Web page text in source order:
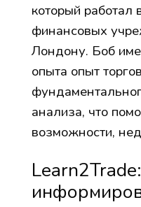
который работал
финансовых
Лондону. Боб
опыта опыт
анализа, что
возможности,